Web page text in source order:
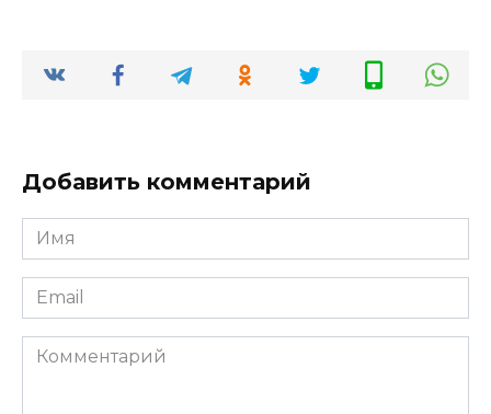
Добавить комментарий
Имя
*
Email
*
Комментарий